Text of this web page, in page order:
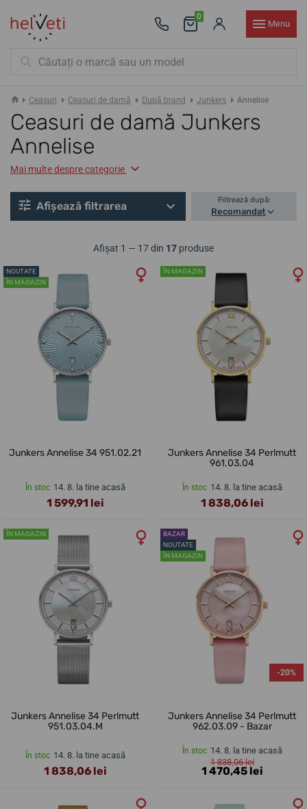
0
Menu
Ceasuri Ceasuri de damă După brand Junkers Annelise
Ceasuri de damă Junkers
Annelise
Mai multe despre categorie
Afișează filtrarea Filtrează după:
Recomandat
Afișat 1 — 17 din 17 produse
NOUTATE
ÎN MAGAZIN
Junkers Annelise 34 951.02.21
În stoc 14. 8. la tine acasă
1 599,91 lei
ÎN MAGAZIN
Junkers Annelise 34 Perlmutt
961.03.04
În stoc 14. 8. la tine acasă
1 838,06 lei
ÎN MAGAZIN
Junkers Annelise 34 Perlmutt
951.03.04.M
În stoc 14. 8. la tine acasă
1 838,06 lei
BAZAR
NOUTATE
ÎN MAGAZIN
-20%
Junkers Annelise 34 Perlmutt
962.03.09 - Bazar
În stoc 14. 8. la tine acasă
1 838,06 lei
1 470,45 lei